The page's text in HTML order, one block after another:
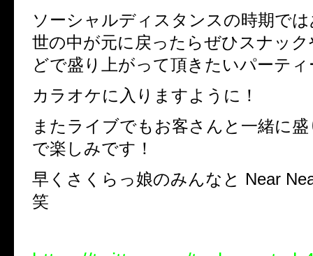
ソーシャルディスタンスの時期で
世の中が元に戻ったらぜひスナッ
どで盛り上がって頂きたいパーテ
カラオケに入りますように！
またライブでもお客さんと一緒に
で楽しみです！
早くさくらっ娘のみんなと Near
笑